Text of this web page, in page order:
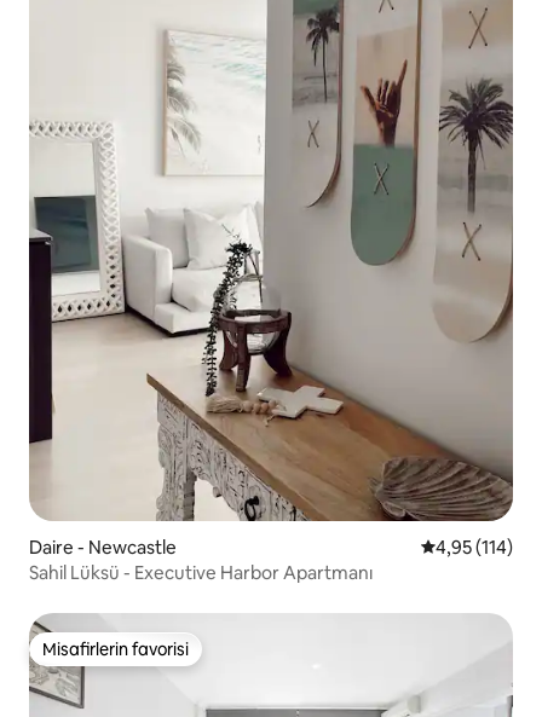
Daire - Newcastle 5 üzerinden
4,95 (114)
Sahil Lüksü - Executive Harbor Apartmanı
Misafirlerin favorisi
Misafirlerin favorisi